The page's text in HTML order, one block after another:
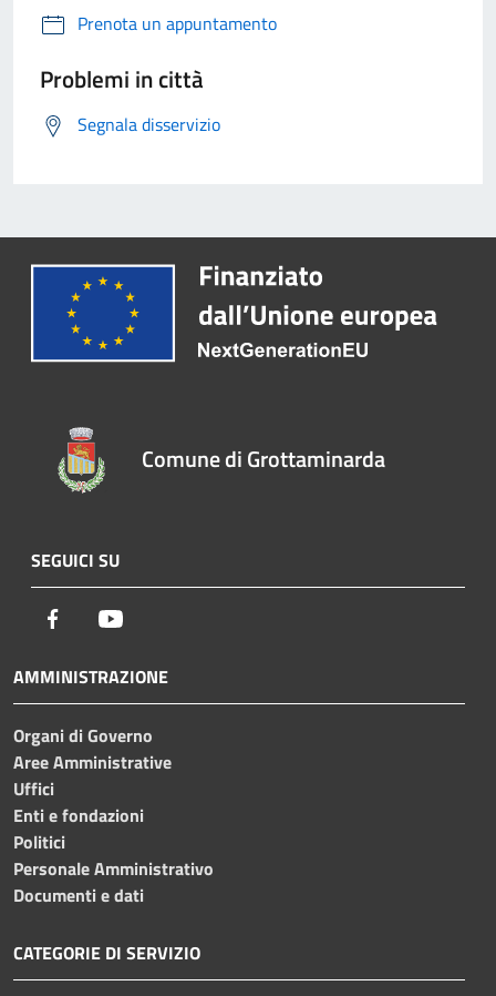
Prenota un appuntamento
Problemi in città
Segnala disservizio
Comune di Grottaminarda
SEGUICI SU
Facebook
AMMINISTRAZIONE
Organi di Governo
Aree Amministrative
Uffici
Enti e fondazioni
Politici
Personale Amministrativo
Documenti e dati
CATEGORIE DI SERVIZIO